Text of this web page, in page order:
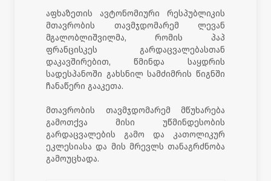
აფხაზეთის ავტონომიური რესპუბლიკის
მთავრობის თავმჯდომარემ ლევან
მგალობლიშვილმა, რომის პაპ
ფრანცისკეს გარდაცვალებასთან
დაკავშირებით, წმინდა საყდრის
სადესპანოში გახსნილ სამძიმრის წიგნში
ჩანაწერი გააკეთა.
მთავრობის თავმჯდომარემ მწუხარება
გამოთქვა მისი უწმინდესობის
გარდაცვალების გამო და კათოლიკურ
ეკლესიასა და მის მრევლს თანაგრძნობა
გამოუცხადა.